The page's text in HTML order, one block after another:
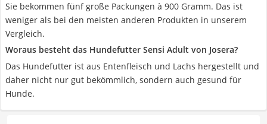
Sie bekommen fünf große Packungen à 900 Gramm. Das ist
weniger als bei den meisten anderen Produkten in unserem
Vergleich.
Woraus besteht das Hundefutter Sensi Adult von Josera?
Das Hundefutter ist aus Entenfleisch und Lachs hergestellt und
daher nicht nur gut bekömmlich, sondern auch gesund für
Hunde.